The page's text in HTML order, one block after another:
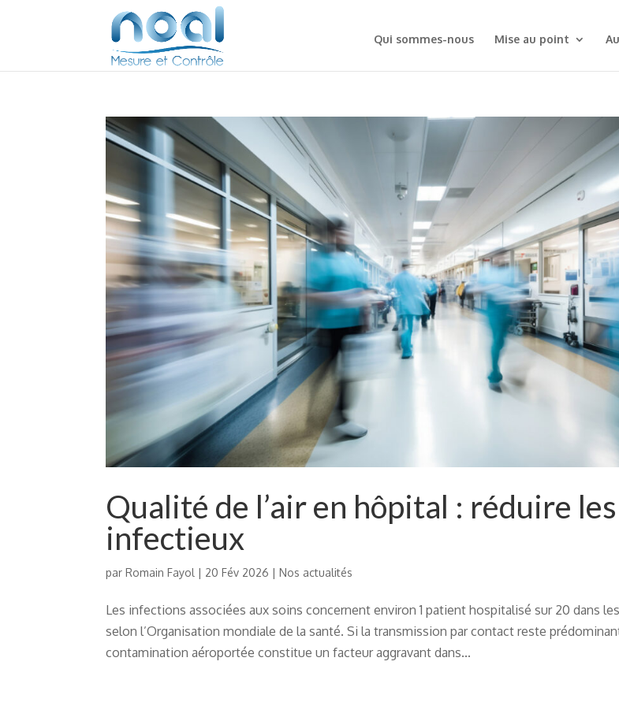
Qui sommes-nous Mise au point
Qualité de l’air en hôpital : réduire
infectieux
parRomain Fayol | 20 Fév 2026 |Nos actualités
Les infections associées aux soins concernent environ 1 patient hospitalisé sur 20 dans
selon l’Organisation mondiale de la santé. Si la transmission par contact reste
contamination aéroportée constitue un facteur aggravant dans...